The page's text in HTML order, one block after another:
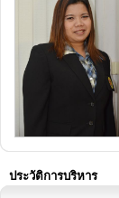
ประวัติการบริหาร